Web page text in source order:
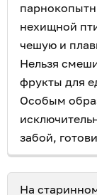
нехищной
чешую и
Нельзя
фрукты для
Особым
забой,
На